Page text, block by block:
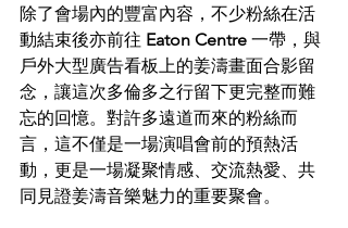
除了會場內的豐富內容，不少粉絲在活
動結束後亦前往 Eaton Centre 一帶，與
戶外大型廣告看板上的姜濤畫面合影留
念，讓這次多倫多之行留下更完整而難
忘的回憶。對許多遠道而來的粉絲而
言，這不僅是一場演唱會前的預熱活
動，更是一場凝聚情感、交流熱愛、共
同見證姜濤音樂魅力的重要聚會。